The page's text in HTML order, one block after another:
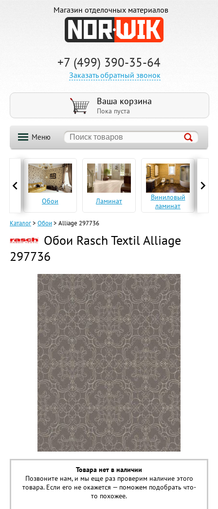
Магазин отделочных материалов
+7 (499) 390-35-64
Заказать обратный звонок
Ваша корзина
Пока пуста
Меню
Обои Ламинат
Виниловый
ламинат
Каталог> Обои> Alliage 297736
Обои Rasch Textil Alliage
297736
Товара нет в наличии
Позвоните нам, и мы еще раз проверим наличие этого
товара. Если его не окажется — поможем подобрать что-
то похожее.